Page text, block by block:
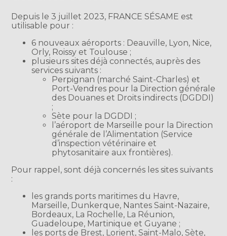
Depuis le 3 juillet 2023, FRANCE SÉSAME est
utilisable pour :
6 nouveaux aéroports : Deauville, Lyon, Nice,
Orly, Roissy et Toulouse ;
plusieurs sites déjà connectés, auprès des
services suivants :
Perpignan (marché Saint-Charles) et
Port-Vendres pour la Direction générale
des Douanes et Droits indirects (DGDDI)
;
Sète pour la DGDDI ;
l’aéroport de Marseille pour la Direction
générale de l’Alimentation (Service
d’inspection vétérinaire et
phytosanitaire aux frontières).
Pour rappel, sont déjà concernés les sites suivants
:
les grands ports maritimes du Havre,
Marseille, Dunkerque, Nantes Saint-Nazaire,
Bordeaux, La Rochelle, La Réunion,
Guadeloupe, Martinique et Guyane ;
les ports de Brest, Lorient, Saint-Malo, Sète,